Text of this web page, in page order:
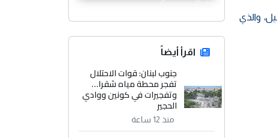
والذي
CurrencyRate
اقرأ أيضاً
جنوب لبنان: قوات الاحتلال
تفجر محطة مياه شقرا…
وتفجيرات في كونين ووادي
الحجير
منذ 12 ساعة